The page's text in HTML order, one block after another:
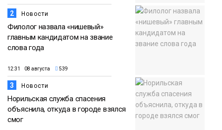
2 Новости
Филолог назвала «нишевый»
главным кандидатом на звание
слова года
12:31 08 августа 539
3 Новости
Норильская служба спасения
объяснила, откуда в городе взялся
смог